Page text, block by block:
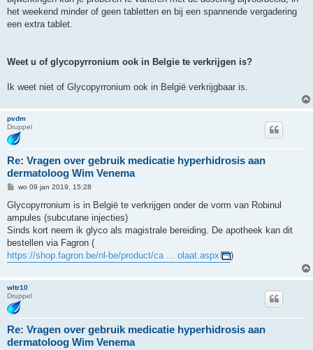
het weekend minder of geen tabletten en bij een spannende vergadering
een extra tablet.
Weet u of glycopyrronium ook in Belgie te verkrijgen is?
Ik weet niet of Glycopyrronium ook in België verkrijgbaar is.
pvdm
Druppel
Re: Vragen over gebruik medicatie hyperhidrosis aan
dermatoloog Wim Venema
B
r
i
c
h
wo 09 jan 2019, 15:28
Glycopyrronium is in België te verkrijgen onder de vorm van Robinul
ampules (subcutane injecties)
Sinds kort neem ik glyco als magistrale bereiding. De apotheek kan dit
bestellen via Fagron (
https://shop.fagron.be/nl-be/product/ca ... olaat.aspx
)
wltr10
Druppel
Re: Vragen over gebruik medicatie hyperhidrosis aan
dermatoloog Wim Venema